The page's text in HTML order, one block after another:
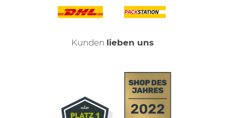
Kunden lieben uns